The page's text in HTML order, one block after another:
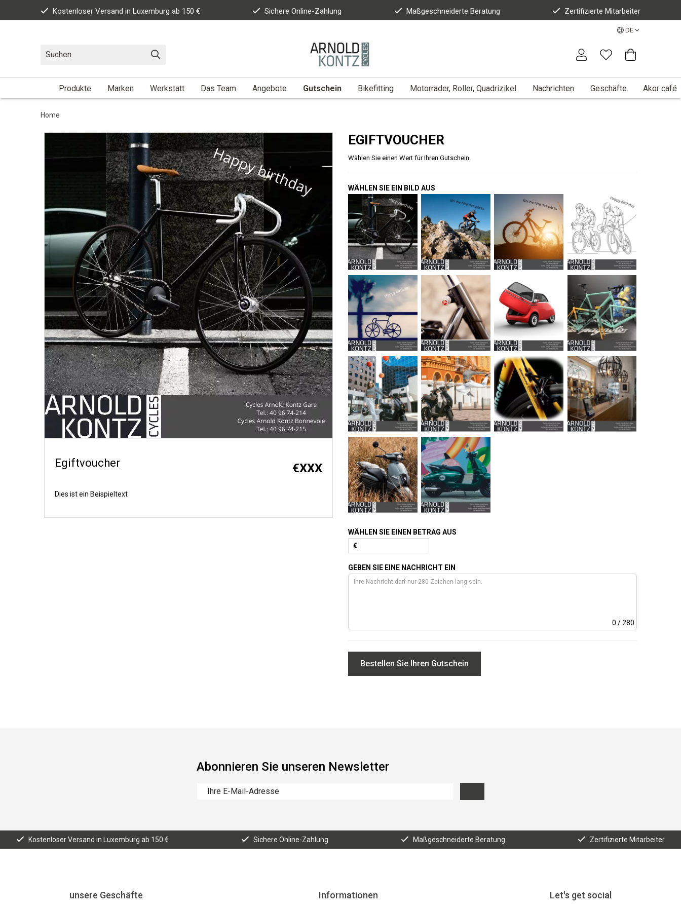
Kostenloser Versand in Luxemburg ab 150 € Sichere Online-Zahlung Maßgeschneiderte Beratung Zertifizierte Mitarbeiter
DE
Produkte Marken Werkstatt Das Team Angebote Gutschein Bikefitting Motorräder, Roller, Quadrizikel Nachrichten Geschäfte Akor café
Home
Egiftvoucher €XXX
Dies ist ein Beispieltext
EGIFTVOUCHER
Wählen Sie einen Wert für Ihren Gutschein.
WÄHLEN SIE EIN BILD AUS
WÄHLEN SIE EINEN BETRAG AUS
€
GEBEN SIE EINE NACHRICHT EIN
0 / 280
Bestellen Sie Ihren Gutschein
Abonnieren Sie unseren Newsletter
Kostenloser Versand in Luxemburg ab 150 € Sichere Online-Zahlung Maßgeschneiderte Beratung Zertifizierte Mitarbeiter
unsere Geschäfte Informationen Let's get social